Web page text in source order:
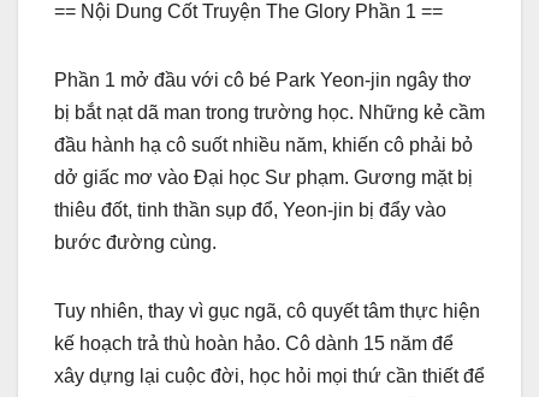
== Nội Dung Cốt Truyện The Glory Phần 1 ==
Phần 1 mở đầu với cô bé Park Yeon-jin ngây thơ
bị bắt nạt dã man trong trường học. Những kẻ cầm
đầu hành hạ cô suốt nhiều năm, khiến cô phải bỏ
dở giấc mơ vào Đại học Sư phạm. Gương mặt bị
thiêu đốt, tinh thần sụp đổ, Yeon-jin bị đẩy vào
bước đường cùng.
Tuy nhiên, thay vì gục ngã, cô quyết tâm thực hiện
kế hoạch trả thù hoàn hảo. Cô dành 15 năm để
xây dựng lại cuộc đời, học hỏi mọi thứ cần thiết để